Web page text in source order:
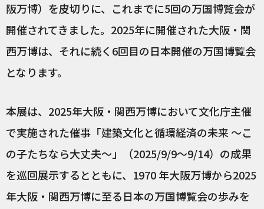
阪万博）を皮切りに、これまでに5回の万国博覧会が
開催されてきました。2025年に開催された大阪・関
西万博は、それに続く6回目の日本開催の万国博覧会
となります。
本展は、2025年大阪・関西万博において文化庁主催
で実施された催事「建築文化と循環経済の未来 ～こ
の子たちなら大丈夫～」（2025/9/9〜9/14）の成果
を巡回展示するとともに、1970 年大阪万博から2025
年大阪・関西万博に至る日本の万国博覧会の歩みを